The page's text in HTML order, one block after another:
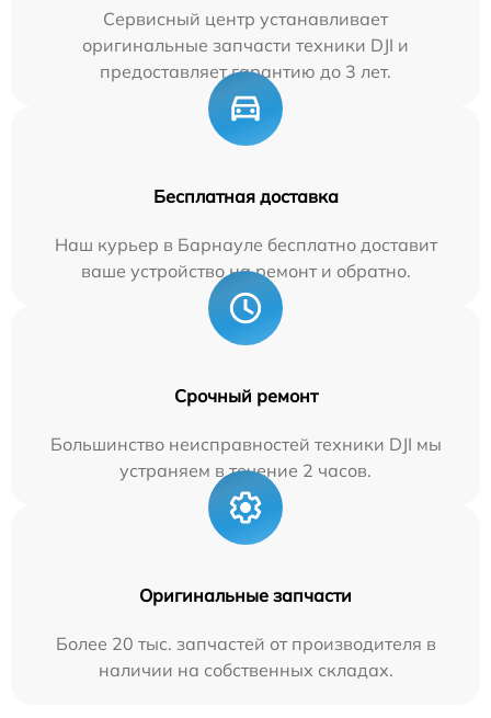
Сервисный центр устанавливает
оригинальные запчасти техники DJI и
предоставляет гарантию до 3 лет.
Бесплатная доставка
Наш курьер в Барнауле бесплатно доставит
ваше устройство на ремонт и обратно.
Срочный ремонт
Большинство неисправностей техники DJI мы
устраняем в течение 2 часов.
Оригинальные запчасти
Более 20 тыс. запчастей от производителя в
наличии на собственных складах.